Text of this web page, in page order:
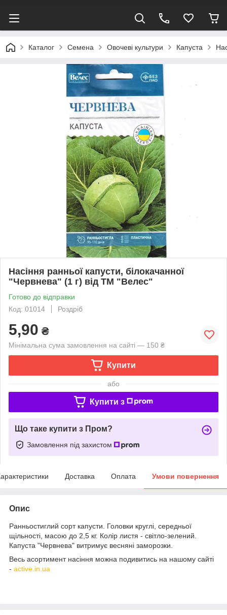
Каталог Семена Овочеві культури Капуста
Насіння ранньої капусти, білокачанної
"Червнева" (1 г) від ТМ "Велес"
Готово до відправки
Код: 01014
Роздріб
5,90 ₴
Мінімальна сума замовлення на сайті — 150 ₴
Купити
або
Купити з
Що таке купити з Пром?
Замовлення під захистом
Доставка Оплата Умови повернення
Опис
Ранньостиглий сорт капусти. Головки круглі, середньої
щільності, масою до 2,5 кг. Колір листя - світло-зелений.
Капуста "Червнева" витримує весняні заморозки.
Весь асортимент насіння можна подивитись на нашому сайті
- active.in.ua